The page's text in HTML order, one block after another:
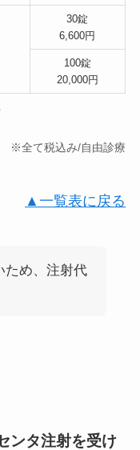
30錠
6,600円
100錠
20,000円
※全て税込み/自由診療
▲一覧表に戻る
ため、注射代
ンタ注射を受け